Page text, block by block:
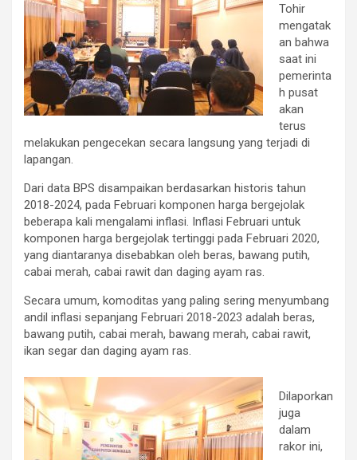
Tohir
mengatak
an bahwa
saat ini
pemerinta
h pusat
akan
terus
melakukan pengecekan secara langsung yang terjadi di
lapangan.
Dari data BPS disampaikan berdasarkan historis tahun
2018-2024, pada Februari komponen harga bergejolak
beberapa kali mengalami inflasi. Inflasi Februari untuk
komponen harga bergejolak tertinggi pada Februari 2020,
yang diantaranya disebabkan oleh beras, bawang putih,
cabai merah, cabai rawit dan daging ayam ras.
Secara umum, komoditas yang paling sering menyumbang
andil inflasi sepanjang Februari 2018-2023 adalah beras,
bawang putih, cabai merah, bawang merah, cabai rawit,
ikan segar dan daging ayam ras.
Dilaporkan
juga
dalam
rakor ini,